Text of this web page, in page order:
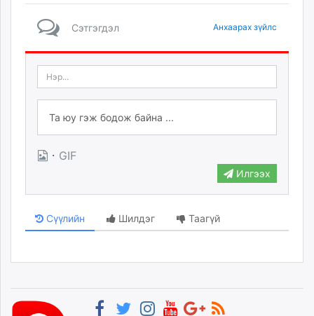
Сэтгэгдэл Анхаарах зүйлс
· GIF
Илгээх
Сүүлийн Шилдэг Таагүй